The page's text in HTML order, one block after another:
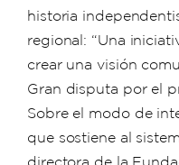
historia
regional: “Una
crear una visión
Gran disputa por el
Sobre el modo de
que sostiene al
directora de la